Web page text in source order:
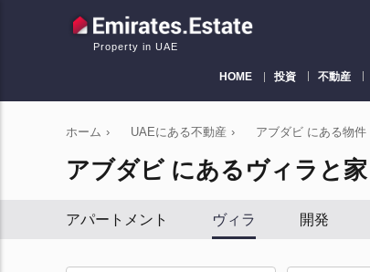
Property in UAE
HOME 投資 不動産
ホーム › UAEにある不動産 › アブダビ にある物件
アブダビ にあるヴィラと家
アパートメント ヴィラ 開発